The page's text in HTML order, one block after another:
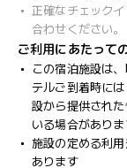
正確なチェック
合わせください。
ご利用にあたって
この宿泊施設は
テルご到着時に
設から提供され
いる場合がありま
施設の定める利
あります